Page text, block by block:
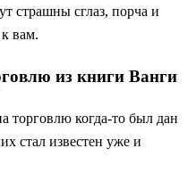
страшны сглаз, порча и
вам.
из книги Ванги
торговлю когда-то был дан
стал известен уже и